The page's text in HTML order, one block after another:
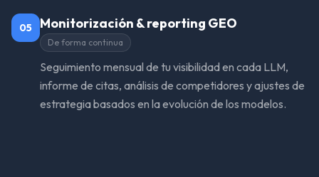
05 Monitorización & reporting GEO
De forma continua
Seguimiento mensual de tu visibilidad en cada LLM,
informe de citas, análisis de competidores y ajustes de
estrategia basados en la evolución de los modelos.